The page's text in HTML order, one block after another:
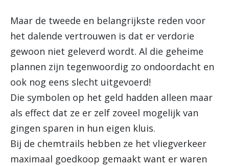
Maar de tweede en belangrijkste reden voor
het dalende vertrouwen is dat er verdorie
gewoon niet geleverd wordt. Al die geheime
plannen zijn tegenwoordig zo ondoordacht en
ook nog eens slecht uitgevoerd!
Die symbolen op het geld hadden alleen maar
als effect dat ze er zelf zoveel mogelijk van
gingen sparen in hun eigen kluis.
Bij de chemtrails hebben ze het vliegverkeer
maximaal goedkoop gemaakt want er waren